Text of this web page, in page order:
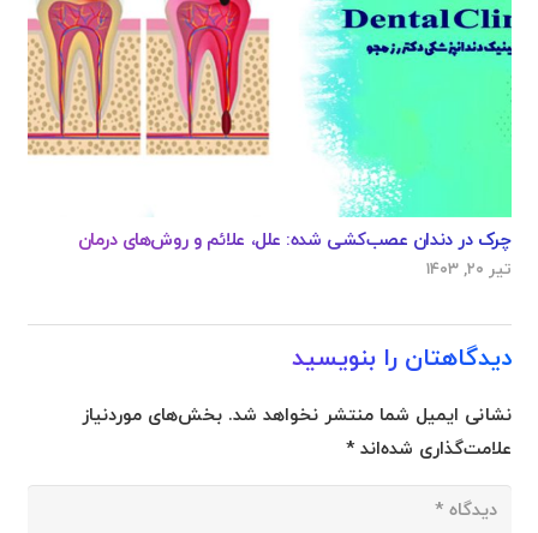
چرک در دندان عصب‌کشی شده: علل، علائم و روش‌های درمان
تیر ۲۰, ۱۴۰۳
دیدگاهتان را بنویسید
نشانی ایمیل شما منتشر نخواهد شد. بخش‌های موردنیاز
علامت‌گذاری شده‌اند*